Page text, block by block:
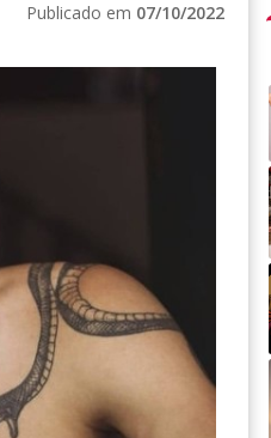
Publicado em 07/10/2022